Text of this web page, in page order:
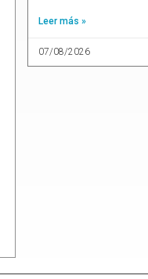
Leer más »
07/08/2026